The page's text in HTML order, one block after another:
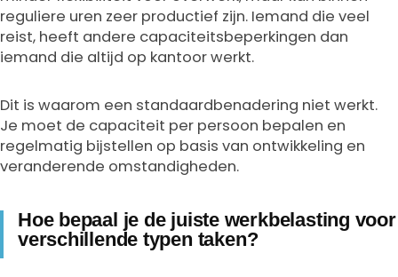
reguliere uren zeer productief zijn. Iemand die veel
reist, heeft andere capaciteitsbeperkingen dan
iemand die altijd op kantoor werkt.
Dit is waarom een standaardbenadering niet werkt.
Je moet de capaciteit per persoon bepalen en
regelmatig bijstellen op basis van ontwikkeling en
veranderende omstandigheden.
Hoe bepaal je de juiste werkbelasting voor
verschillende typen taken?